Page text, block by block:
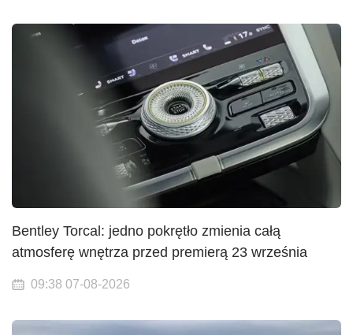
Bentley Torcal: jedno pokrętło zmienia całą
atmosferę wnętrza przed premierą 23 września
09:38 07-08-2026